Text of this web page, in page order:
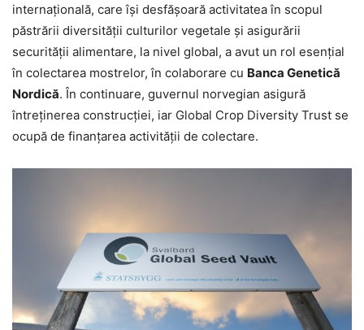
internaţională, care îşi desfăşoară activitatea în scopul
păstrării diversităţii culturilor vegetale şi asigurării
securităţii alimentare, la nivel global, a avut un rol esenţial
în colectarea mostrelor, în colaborare cu Banca Genetică
Nordică. În continuare, guvernul norvegian asigură
întreţinerea construcţiei, iar Global Crop Diversity Trust se
ocupă de finanţarea activităţii de colectare.